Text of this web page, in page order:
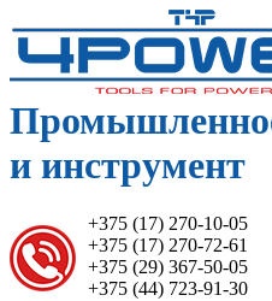
и инструмент
+375 (17) 270-10-05
+375 (17) 270-72-61
+375 (29) 367-50-05
+375 (44) 723-91-30